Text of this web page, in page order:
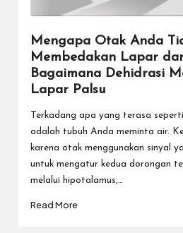
Mengapa Otak Anda
Membedakan Lapar
Bagaimana Dehidrasi
Lapar Palsu
Terkadang apa yang terasa
adalah tubuh Anda meminta air.
karena otak menggunakan sinyal
untuk mengatur kedua dorongan
melalui hipotalamus,…
Read More